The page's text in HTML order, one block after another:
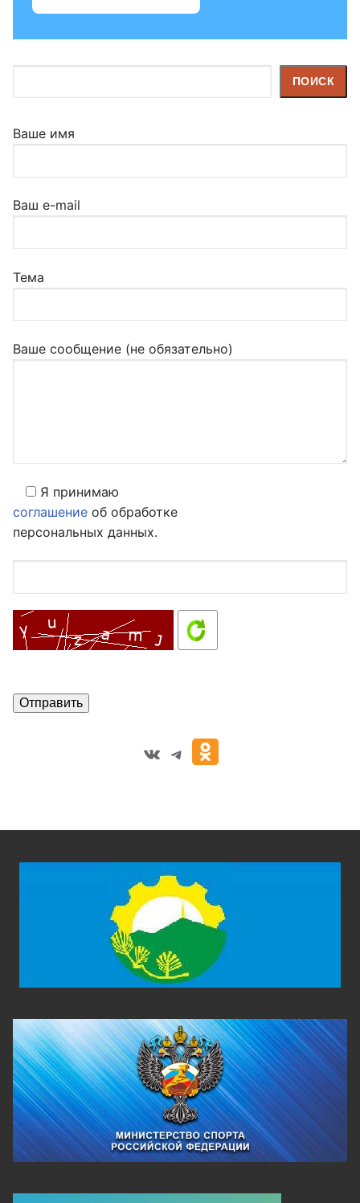
ПОИСК
Ваше имя
Ваш e-mail
Тема
Ваше сообщение (не обязательно)
Я принимаю
соглашение об обработке
персональных данных.
VK Telegram